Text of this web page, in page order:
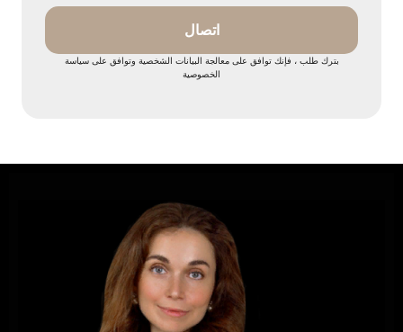
اتصال
بترك طلب ، فإنك توافق على معالجة البيانات الشخصية وتوافق على سياسة
الخصوصية